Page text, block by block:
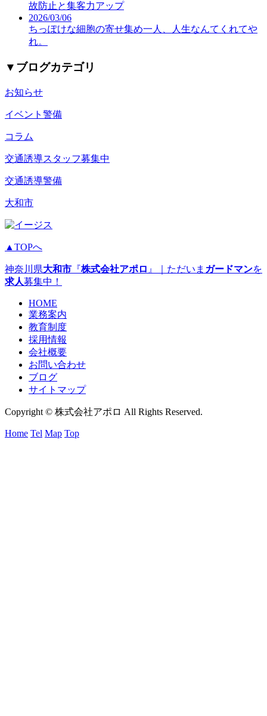
故防止と集客力アップ
2026/03/06
ちっぽけな細胞の寄せ集め一人、人生なんてくれてや
れ。
▼ ブログカテゴリ
お知らせ
イベント警備
コラム
交通誘導スタッフ募集中
交通誘導警備
大和市
▲TOPへ
神奈川県大和市 『株式会社アポロ 』｜ただいま ガードマンを
求人募集中！
HOME
業務案内
教育制度
採用情報
会社概要
お問い合わせ
ブログ
サイトマップ
Copyright © 株式会社アポロ All Rights Reserved.
Home Tel Map Top